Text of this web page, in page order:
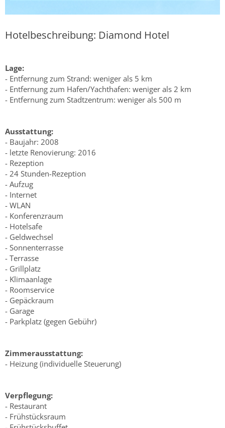
Hotelbeschreibung: Diamond Hotel
Lage:
- Entfernung zum Strand: weniger als 5 km
- Entfernung zum Hafen/Yachthafen: weniger als 2 km
- Entfernung zum Stadtzentrum: weniger als 500 m
Ausstattung:
- Baujahr: 2008
- letzte Renovierung: 2016
- Rezeption
- 24 Stunden-Rezeption
- Aufzug
- Internet
- WLAN
- Konferenzraum
- Hotelsafe
- Geldwechsel
- Sonnenterrasse
- Terrasse
- Grillplatz
- Klimaanlage
- Roomservice
- Gepäckraum
- Garage
- Parkplatz (gegen Gebühr)
Zimmerausstattung:
- Heizung (individuelle Steuerung)
Verpflegung:
- Restaurant
- Frühstücksraum